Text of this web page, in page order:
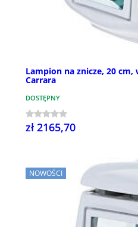
Lampion na znicze, 20
Carrara
DOSTĘPNY
zł 2165,70
NOWOŚCI